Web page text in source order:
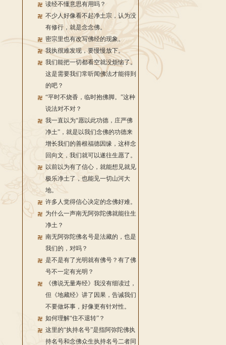
读经不懂意思有用吗？
不少人好像看不起净土宗，认为没
有修行，就是念念佛。
密宗里也有改写佛经的现象。
我执很难发现，要慢慢放下。
我们能把一切都看空就没烦恼了。
这是需要我们常听闻佛法才能得到
的吧？
“平时不烧香，临时抱佛脚。”这种
说法对不对？
我一直以为“愿以此功德，庄严佛
净土”，就是以我们念佛的功德来
增长我们的善根福德因缘，这样念
回向文，我们就可以遂往生愿了。
以前以为有了信心，就能想见就见
极乐净土了，也能见一切山河大
地。
许多人觉得信心决定的念佛好难。
为什么一声南无阿弥陀佛就能往生
净土？
南无阿弥陀佛名号是法藏的，也是
我们的，对吗？
是不是有了光明就有佛号？有了佛
号不一定有光明？
《佛说无量寿经》我没有细读过，
但《地藏经》讲了因果，告诫我们
不要做坏事，好像更有针对性。
如何理解“住不退转”？
这里的“执持名号”是指阿弥陀佛执
持名号和念佛众生执持名号二者同